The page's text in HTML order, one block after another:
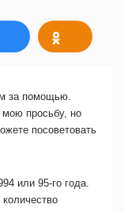
за помощью.
мою просьбу, но
посоветовать
или 95-го года.